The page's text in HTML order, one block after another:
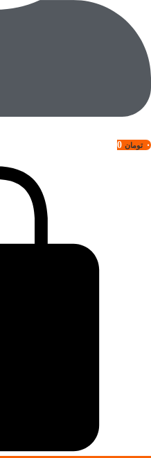
۰ تومان 0